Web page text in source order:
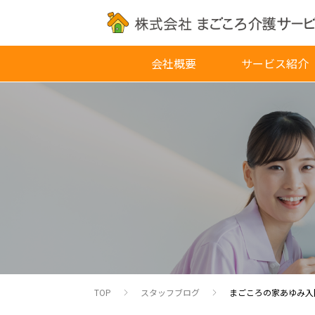
会社概要 サービス紹介
TOP スタッフブログ まごころの家あゆみ